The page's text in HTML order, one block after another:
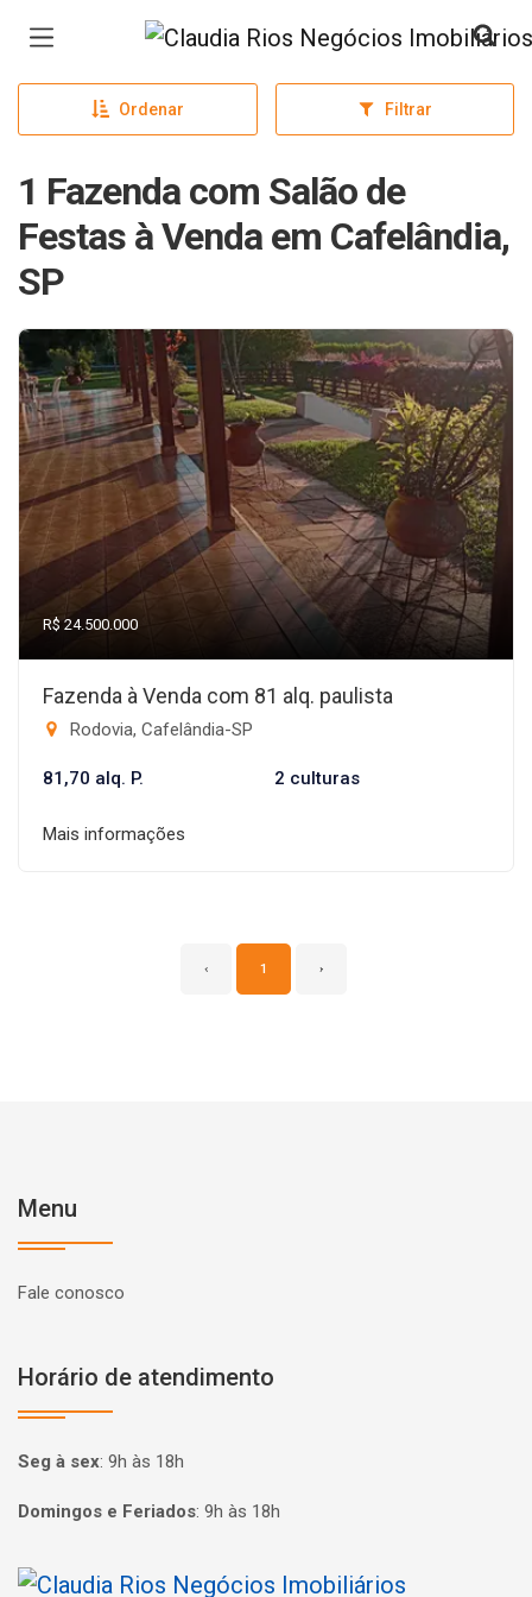
Página inicial
Ordenar Filtrar
1 Fazenda com Salão de
Festas à Venda em Cafelândia,
SP
R$ 24.500.000
Fazenda à Venda com 81 alq. paulista
Rodovia, Cafelândia-SP
81,70 alq. P. 2 culturas
Mais informações
‹ 1 ›
Menu
Fale conosco
Horário de atendimento
Seg à sex: 9h às 18h
Domingos e Feriados: 9h às 18h
Página inicial